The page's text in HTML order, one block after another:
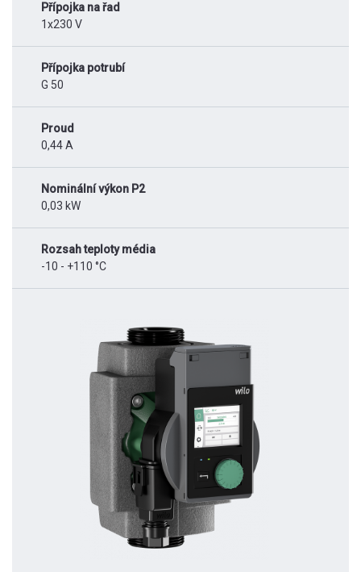
Přípojka na řad
1x230 V
Přípojka potrubí
G 50
Proud
0,44 A
Nominální výkon P2
0,03 kW
Rozsah teploty média
-10 - +110 °C